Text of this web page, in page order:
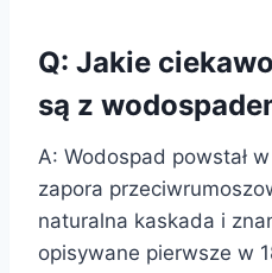
Q: Jakie
są z
A: Wodospad powstał
zapora
naturalna kaskada i
opisywane pierwsze w